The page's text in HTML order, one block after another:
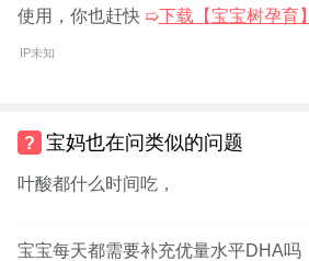
使用，你也赶快 ➯下载【宝宝树孕育】
IP未知
宝妈也在问类似的问题
叶酸都什么时间吃，
宝宝每天都需要补充优量水平DHA吗